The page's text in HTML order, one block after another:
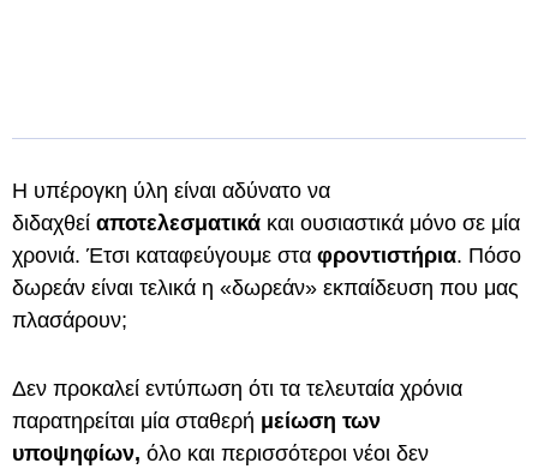
Η υπέρογκη ύλη είναι αδύνατο να
διδαχθεί αποτελεσματικά και ουσιαστικά μόνο σε μία
χρονιά. Έτσι καταφεύγουμε στα φροντιστήρια. Πόσο
δωρεάν είναι τελικά η «δωρεάν» εκπαίδευση που μας
πλασάρουν;
Δεν προκαλεί εντύπωση ότι τα τελευταία χρόνια
παρατηρείται μία σταθερή μείωση των
υποψηφίων, όλο και περισσότεροι νέοι δεν